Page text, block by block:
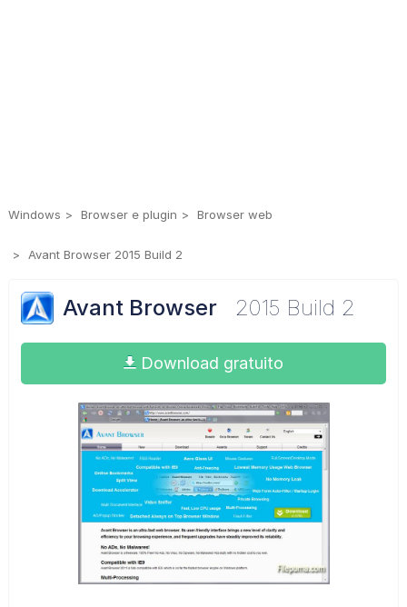
Windows Browser e plugin Browser web
Avant Browser 2015 Build 2
Avant Browser 2015 Build 2
Download gratuito